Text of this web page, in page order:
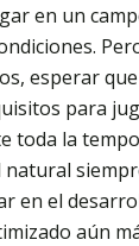
en un
esperar
para
toda la
natural
en el
aún